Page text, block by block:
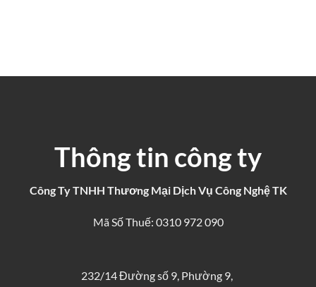
Thông tin công ty
Công Ty TNHH Thương Mại Dịch Vụ Công Nghệ TK
Mã Số Thuế: 0310 972 090
232/14 Đường số 9, Phường 9,